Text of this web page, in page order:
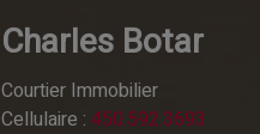
Charles Botar
Courtier Immobilier
Cellulaire : 450.592.3693